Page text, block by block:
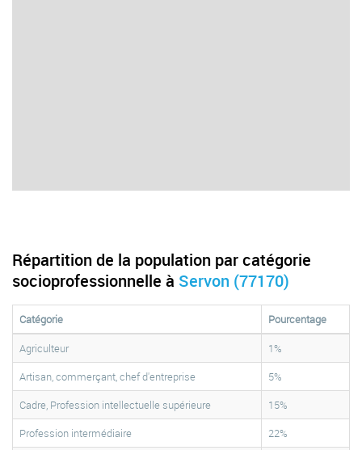
Répartition de la population par catégorie
socioprofessionnelle à Servon (77170)
Catégorie
Pourcentage
Agriculteur
1%
Artisan, commerçant, chef d'entreprise
5%
Cadre, Profession intellectuelle supérieure
15%
Profession intermédiaire
22%